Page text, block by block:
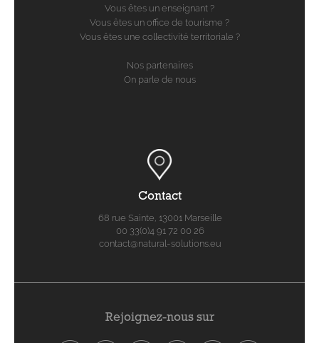
Vous êtes un enseignant ?
Vous êtes un office de tourisme ?
Vous êtes une collectivité territoriale ?
Nos partenaires
On parle de nous
Contact
68 rue Sainte, 13001 Marseille
00 33(0)4 91 72 00 26
contact@natural-solutions.eu
Rejoignez-nous sur